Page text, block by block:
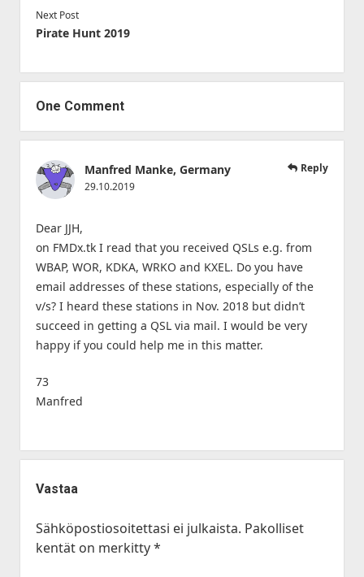
Next Post
Pirate Hunt 2019
One Comment
Manfred Manke, Germany
29.10.2019
Dear JJH,
on FMDx.tk I read that you received QSLs e.g. from
WBAP, WOR, KDKA, WRKO and KXEL. Do you have
email addresses of these stations, especially of the
v/s? I heard these stations in Nov. 2018 but didn’t
succeed in getting a QSL via mail. I would be very
happy if you could help me in this matter.
73
Manfred
Reply
Vastaa
Sähköpostiosoitettasi ei julkaista. Pakolliset
kentät on merkitty*